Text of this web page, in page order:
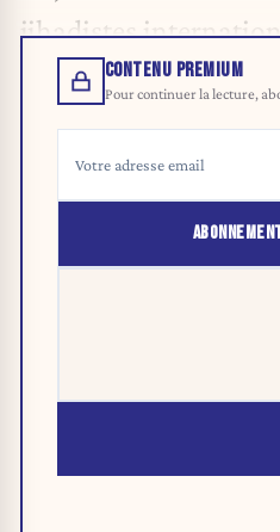
jihadistes
CONTENU PREMIUM
Pour continuer la lecture,